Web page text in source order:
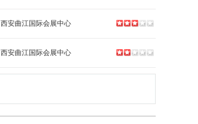
西安曲江国际会展中心
西安曲江国际会展中心